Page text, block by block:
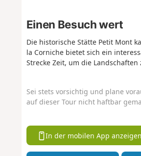
Einen Besuch wert
Die historische Stätte Petit Mont
la Corniche bietet sich ein
Strecke Zeit, um die
Sei stets vorsichtig und plane
auf dieser Tour nicht haftbar
In der mobilen App anzeigen